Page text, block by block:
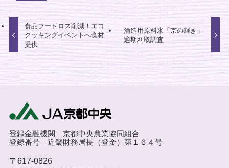
食品フードロス削減！エコ
クッキングイベントへ食材
提供
酒造用原料米「京の輝き」
適期刈取調査
登録金融機関 京都中央農業協同組合
登録番号 近畿財務局長（登金）第１６４号
〒617-0826